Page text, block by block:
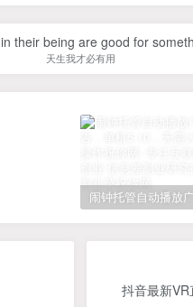
their being are good for
天生我才必有用
抖音最新